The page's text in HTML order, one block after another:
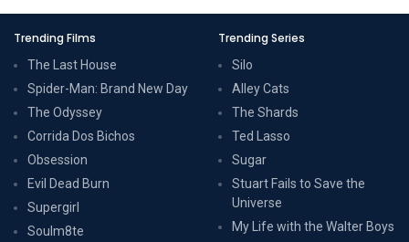
Trending Films
The Last House
Spider-Man: Brand New Day
The Odyssey
Corrida Dos Bichos
Obsession
Evil Dead Burn
Supergirl
Soulm8te
Trending Series
Silo
Alley Cats
The Shards
Ted Lasso
Sugar
Stuart Fails to Save the
Universe
My Life with the Walter Boys